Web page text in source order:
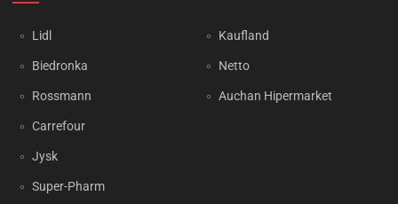
Lidl
Biedronka
Rossmann
Carrefour
Jysk
Super-Pharm
Kaufland
Netto
Auchan Hipermarket